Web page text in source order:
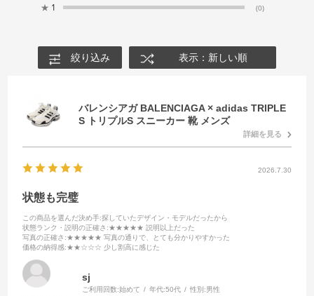
★ 1 (0)
絞り込み 表示：新しい順
バレンシアガ BALENCIAGA × adidas TRIPLE
S トリプルS スニーカー 靴 メンズ
詳細を見る
2026.7.30
状態も完璧
この商品を選んだ決め手:探していたデザイン・モデルだったから
状態ランク・説明の正確さ :★★★★★ 説明以上だった
写真の正確さ :★★★★★ 写真の通りで、とても分かりやすかった
価格の納得感:★★☆☆☆ 少し割高に感じた
sj
ご利用回数:始めて 年代:50代 性別:男性